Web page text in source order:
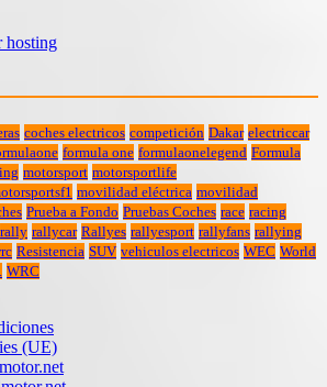
coches electricos competición Dakar electriccar
formula one formulaonelegend Formula
motorsport motorsportlife
movilidad eléctrica movilidad
Prueba a Fondo Pruebas Coches race racing
rally rallycar Rallyes rallyesport rallyfans rallying
Resistencia SUV vehiculos electricos WEC World
WRC
(UE)